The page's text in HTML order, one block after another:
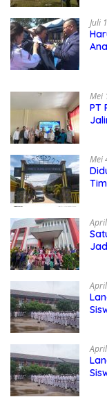
Juli
Mei
PT
Mei